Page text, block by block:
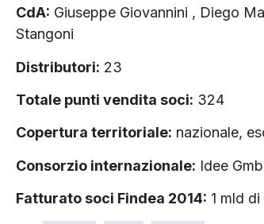
CdA: Giuseppe Giovannini , Diego
Stangoni
Distributori: 23
Totale punti vendita soci: 324
Copertura territoriale: nazionale,
Consorzio internazionale: Idee
Fatturato soci Findea 2014: 1 mld di